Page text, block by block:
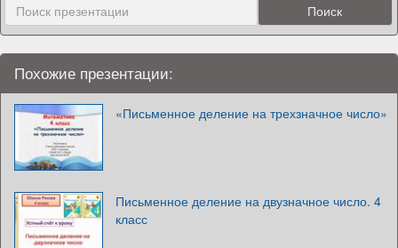
Похожие презентации:
«Письменное деление на трехзначное число»
Письменное деление на двузначное число. 4
класс